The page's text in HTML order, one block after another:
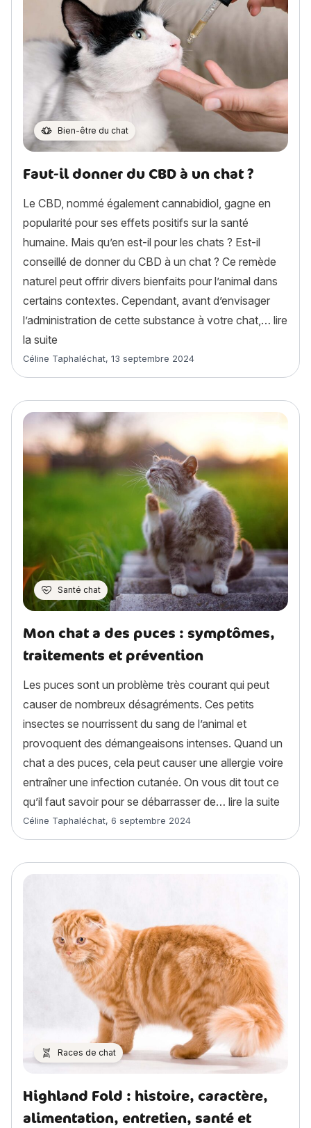
Bien-être du chat
Faut-il donner du CBD à un chat ?
Le CBD, nommé également cannabidiol, gagne en
popularité pour ses effets positifs sur la santé
humaine. Mais qu’en est-il pour les chats ? Est-il
conseillé de donner du CBD à un chat ? Ce remède
naturel peut offrir divers bienfaits pour l’animal dans
certains contextes. Cependant, avant d’envisager
l’administration de cette substance à votre chat,… lire
la suite
Article rédigé par
Céline Taphaléchat, 13 septembre 2024
Santé chat
Mon chat a des puces : symptômes,
traitements et prévention
Les puces sont un problème très courant qui peut
causer de nombreux désagréments. Ces petits
insectes se nourrissent du sang de l’animal et
provoquent des démangeaisons intenses. Quand un
chat a des puces, cela peut causer une allergie voire
entraîner une infection cutanée. On vous dit tout ce
qu’il faut savoir pour se débarrasser de… lire la suite
Article rédigé par
Céline Taphaléchat, 6 septembre 2024
Races de chat
Highland Fold : histoire, caractère,
alimentation, entretien, santé et